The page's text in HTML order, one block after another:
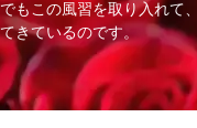
でもこの風習を取り入れて
てきているのです。